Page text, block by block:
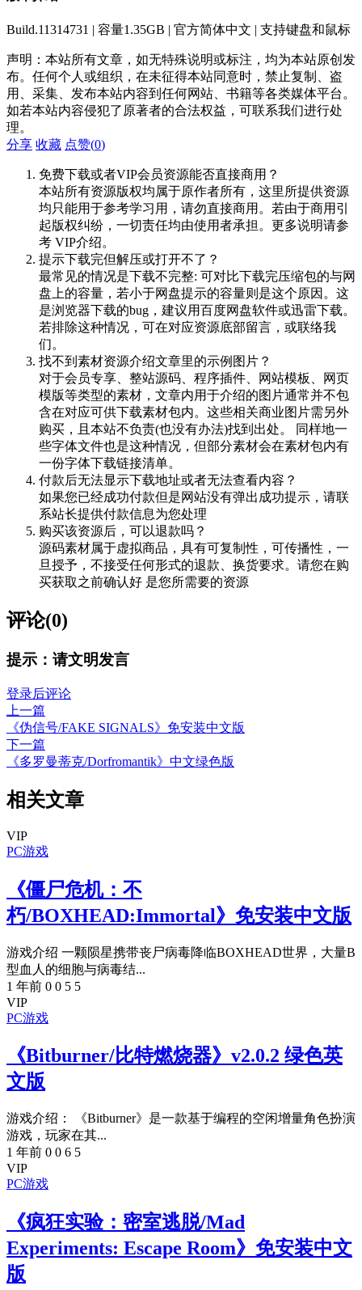
Build.11314731 | 容量1.35GB | 官方简体中文 | 支持键盘和鼠标
声明：本站所有文章，如无特殊说明或标注，均为本站原创发
布。任何个人或组织，在未征得本站同意时，禁止复制、盗
用、采集、发布本站内容到任何网站、书籍等各类媒体平台。
如若本站内容侵犯了原著者的合法权益，可联系我们进行处
理。
分享 收藏 点赞(0)
免费下载或者VIP会员资源能否直接商用？
本站所有资源版权均属于原作者所有，这里所提供资源
均只能用于参考学习用，请勿直接商用。若由于商用引
起版权纠纷，一切责任均由使用者承担。更多说明请参
考 VIP介绍。
提示下载完但解压或打开不了？
最常见的情况是下载不完整: 可对比下载完压缩包的与网
盘上的容量，若小于网盘提示的容量则是这个原因。这
是浏览器下载的bug，建议用百度网盘软件或迅雷下载。
若排除这种情况，可在对应资源底部留言，或联络我
们。
找不到素材资源介绍文章里的示例图片？
对于会员专享、整站源码、程序插件、网站模板、网页
模版等类型的素材，文章内用于介绍的图片通常并不包
含在对应可供下载素材包内。这些相关商业图片需另外
购买，且本站不负责(也没有办法)找到出处。 同样地一
些字体文件也是这种情况，但部分素材会在素材包内有
一份字体下载链接清单。
付款后无法显示下载地址或者无法查看内容？
如果您已经成功付款但是网站没有弹出成功提示，请联
系站长提供付款信息为您处理
购买该资源后，可以退款吗？
源码素材属于虚拟商品，具有可复制性，可传播性，一
旦授予，不接受任何形式的退款、换货要求。请您在购
买获取之前确认好 是您所需要的资源
评论(0)
提示：请文明发言
登录后评论
上一篇
《伪信号/FAKE SIGNALS》免安装中文版
下一篇
《多罗曼蒂克/Dorfromantik》中文绿色版
相关文章
VIP
PC游戏
《僵尸危机：不
朽/BOXHEAD:Immortal》免安装中文版
游戏介绍 一颗陨星携带丧尸病毒降临BOXHEAD世界，大量B
型血人的细胞与病毒结...
1 年前 0 0 5 5
VIP
PC游戏
《Bitburner/比特燃烧器》v2.0.2 绿色英
文版
游戏介绍： 《Bitburner》是一款基于编程的空闲增量角色扮演
游戏，玩家在其...
1 年前 0 0 6 5
VIP
PC游戏
《疯狂实验：密室逃脱/Mad
Experiments: Escape Room》免安装中文
版